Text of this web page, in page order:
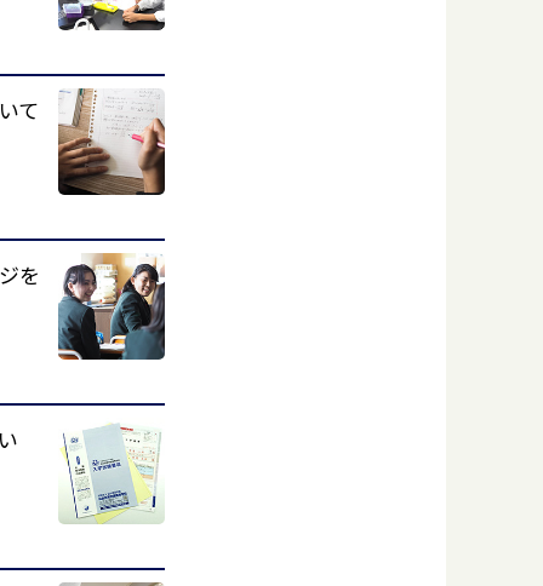
て
を